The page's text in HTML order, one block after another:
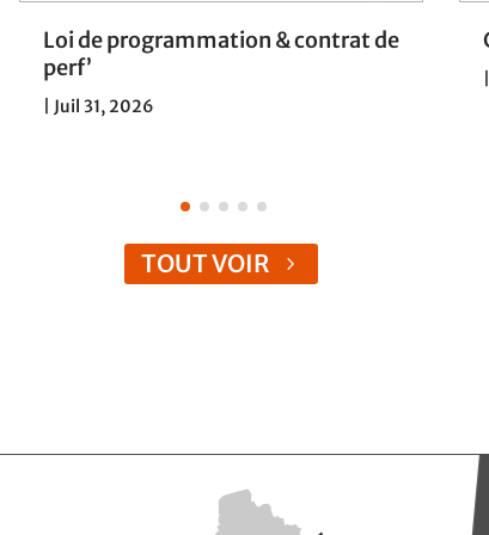
Loi de programmation & contrat de
perf’
Juil 31, 2026
TOUT VOIR